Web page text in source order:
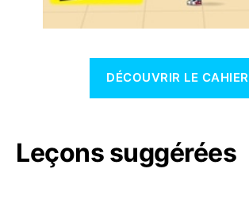
DÉCOUVRIR LE CAHIER
Leçons suggérées